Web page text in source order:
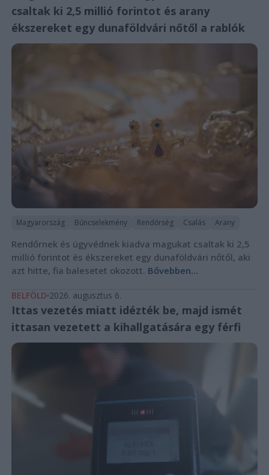
csaltak ki 2,5 millió forintot és arany
ékszereket egy dunaföldvári nőtől a rablók
Magyarország Bűncselekmény Rendőrség Csalás Arany
Rendőrnek és ügyvédnek kiadva magukat csaltak ki 2,5
millió forintot és ékszereket egy dunaföldvári nőtől, aki
azt hitte, fia balesetet okozott. Bővebben...
BELFÖLD 2026. augusztus 6.
Ittas vezetés miatt idézték be, majd ismét
ittasan vezetett a kihallgatására egy férfi